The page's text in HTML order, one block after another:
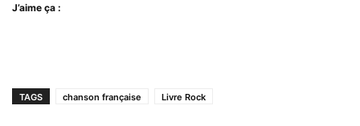
J’aime ça :
TAGS chanson française Livre Rock